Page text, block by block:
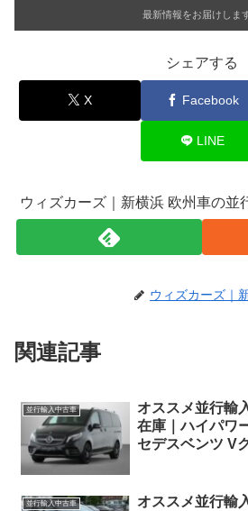
最新情報をお届けしま
シェアする
X Facebook
LINE
ウィズカーズ｜新横浜 欧州車の並
ウィズカーズ｜
関連記事
並行輸入中古車
オススメ並行輸
在庫｜ハイパワ
セデスベンツ V
並行輸入中古車
オススメ並行輸